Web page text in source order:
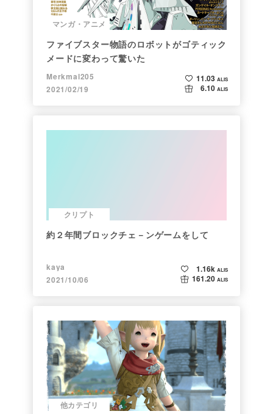
マンガ・アニメ
ファイブスター物語のロボットがゴティック
メードに変わって驚いた
Merkmal205
2021/02/19
11.03 ALIS
6.10 ALIS
クリプト
約２年間ブロックチェ－ンゲームをして
kaya
2021/10/06
1.16k ALIS
161.20 ALIS
他カテゴリ